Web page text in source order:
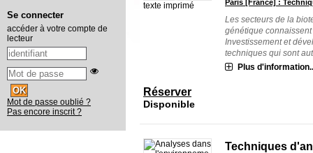
texte imprimé Paris [France] :
Les secteurs de la
génétique
Investissement et
techniques qui sont
Plus
Réserver
Disponible
Techniques
Se connecter
accéder à votre compte de
lecteur
Mot de passe oublié ?
Pas encore inscrit ?